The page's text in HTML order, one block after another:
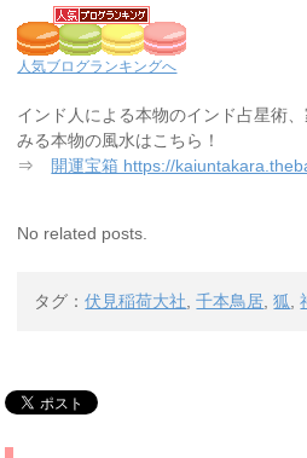
人気ブログランキングへ
インド人による本物のインド占星術
みる本物の風水はこちら！
⇒ 開運宝箱 https://
No related posts.
タグ：伏見稲荷大社 ,千本鳥居 ,狐 ,